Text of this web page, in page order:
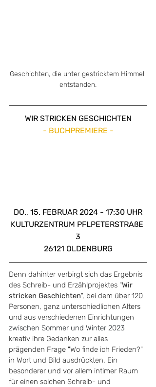
Geschichten, die unter gestricktem Himmel
entstanden.
WIR STRICKEN GESCHICHTEN
- BUCHPREMIERE -
DO., 15. FEBRUAR 2024 - 17:30 UHR
KULTURZENTRUM PFLPETERSTRAßE
3
26121 OLDENBURG
Denn dahinter verbirgt sich das Ergebnis
des Schreib- und Erzählprojektes "Wir
stricken Geschichten", bei dem über 120
Personen, ganz unterschiedlichen Alters
und aus verschiedenen Einrichtungen
zwischen Sommer und Winter 2023
kreativ ihre Gedanken zur alles
prägenden Frage "Wo finde ich Frieden?"
in Wort und Bild ausdrückten. Ein
besonderer und vor allem intimer Raum
für einen solchen Schreib- und